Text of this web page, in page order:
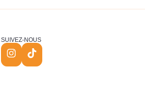
SUIVEZ-NOUS